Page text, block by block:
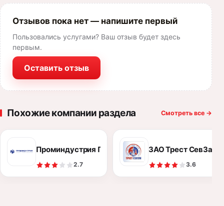
Отзывов пока нет — напишите первый
Пользовались услугами? Ваш отзыв будет здесь
первым.
Оставить отзыв
Похожие компании раздела Смотреть все →
Проминдустрия ПГ
2.7
ЗАО Трест
3.6